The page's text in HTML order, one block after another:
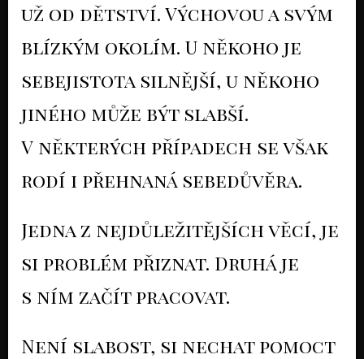
už od dětství. Výchovou a svým
blízkým okolím. U někoho je
sebejistota silnější, u někoho
jiného může být slabší.
V některých případech se však
rodí i přehnaná sebedůvěra.
Jedna z nejdůležitějších věcí, je
si problém přiznat. Druhá je
s ním začít pracovat.
Není slabost, si nechat pomoct